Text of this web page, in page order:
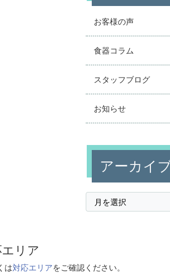
お客様の声
食器コラム
スタッフブログ
お知らせ
アーカイ
リア
は対応エリアをご確認ください。